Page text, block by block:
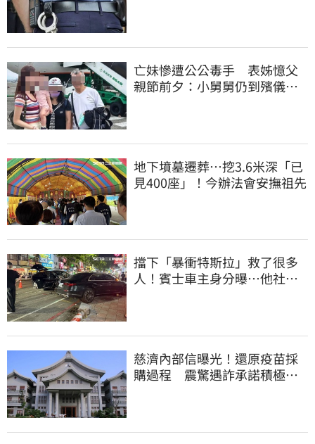
亡妹慘遭公公毒手 表姊憶父
親節前夕：小舅舅仍到殯儀館
地下墳墓遷葬…挖3.6米深「已
見400座」！今辦法會安撫祖先
擋下「暴衝特斯拉」救了很多
人！賓士車主身分曝…他社群
慈濟內部信曝光！還原疫苗採
購過程 震驚遇詐承諾積極追